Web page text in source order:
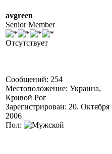
avgreen
Senior Member
Отсутствует
Сообщений: 254
Местоположение: Украина,
Кривой Рог
Зарегистрирован: 20. Октября
2006
Пол: